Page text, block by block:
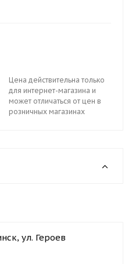
Цена действительна только
для интернет-магазина и
может отличаться от цен в
розничных магазинах
ул. Героев